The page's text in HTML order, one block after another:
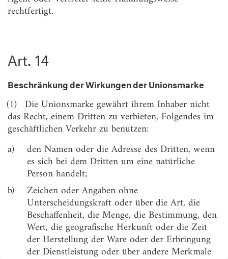
(3)
(6)
(7)
(8)
(9)
(10)
(11)
(13)
rechtfertigt.
Art. 14
Beschränkung der Wirkungen der Unionsmarke
(1) Die Unionsmarke gewährt ihrem Inhaber nicht
das Recht, einem Dritten zu verbieten, Folgendes im
geschäftlichen Verkehr zu benutzen:
a)
den Namen oder die Adresse des Dritten, wenn
es sich bei dem Dritten um eine natürliche
Person handelt;
b)
Zeichen oder Angaben ohne
Unterscheidungskraft oder über die Art, die
Beschaffenheit, die Menge, die Bestimmung, den
Wert, die geografische Herkunft oder die Zeit
der Herstellung der Ware oder der Erbringung
der Dienstleistung oder über andere Merkmale